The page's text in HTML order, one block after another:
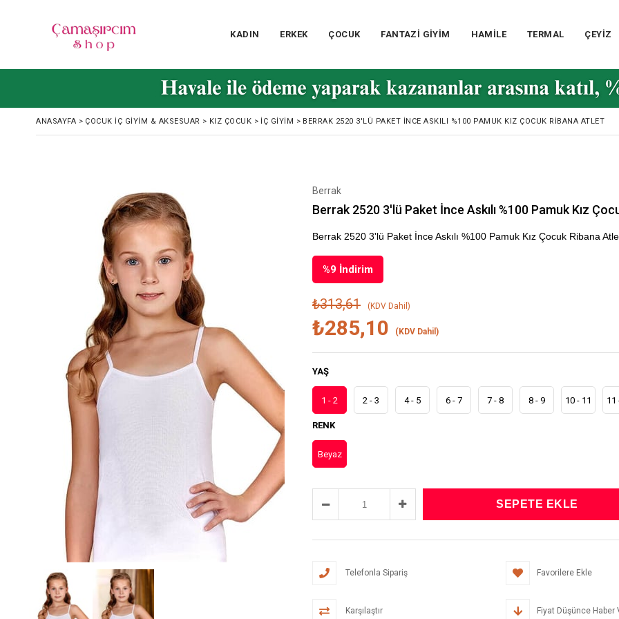
KADIN ERKEK ÇOCUK FANTAZİ GİYİM HAMİLE TERMAL ÇEYİZ
ANASAYFA > ÇOCUK İÇ GIYIM & AKSESUAR > KIZ ÇOCUK > İÇ GIYIM > BERRAK 2520 3'LÜ PAKET İNCE ASKILI %100 PAMUK KIZ ÇOCUK RIBANA ATLET
Berrak
Berrak 2520 3'lü Paket İnce Askılı %100 Pamuk Kız
Berrak 2520 3'lü Paket İnce Askılı %100 Pamuk Kız Çocuk Ribana
%9 İndirim
₺313,61 (KDV Dahil)
₺285,10 (KDV Dahil)
YAŞ
1 - 2 2 - 3 4 - 5 6 - 7 7 - 8 8 - 9 10 - 11 11
RENK
Beyaz
Telefonla Sipariş Favorilere Ekle
Karşılaştır Fiyat Düşünce Haber